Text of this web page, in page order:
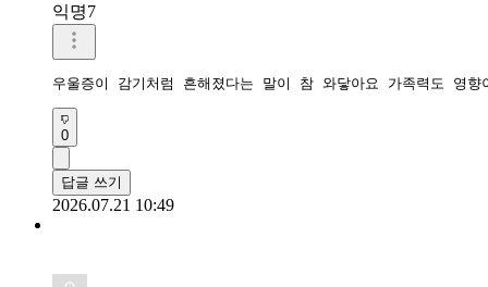
익명7
우울증이 감기처럼 흔해졌다는 말이 참 와닿아요 가족력도 영
0
답글 쓰기
2026.07.21 10:49